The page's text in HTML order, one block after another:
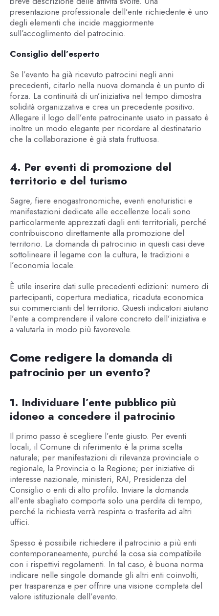
presentazione professionale dell’ente richiedente è uno
degli elementi che incide maggiormente
sull’accoglimento del patrocinio.
Consiglio dell’esperto
Se l’evento ha già ricevuto patrocini negli anni
precedenti, citarlo nella nuova domanda è un punto di
forza. La continuità di un’iniziativa nel tempo dimostra
solidità organizzativa e crea un precedente positivo.
Allegare il logo dell’ente patrocinante usato in passato è
inoltre un modo elegante per ricordare al destinatario
che la collaborazione è già stata fruttuosa.
4. Per eventi di promozione del
territorio e del turismo
Sagre, fiere enogastronomiche, eventi enoturistici e
manifestazioni dedicate alle eccellenze locali sono
particolarmente apprezzati dagli enti territoriali, perché
contribuiscono direttamente alla promozione del
territorio. La domanda di patrocinio in questi casi deve
sottolineare il legame con la cultura, le tradizioni e
l’economia locale.
È utile inserire dati sulle precedenti edizioni: numero di
partecipanti, copertura mediatica, ricaduta economica
sui commercianti del territorio. Questi indicatori aiutano
l’ente a comprendere il valore concreto dell’iniziativa e
a valutarla in modo più favorevole.
Come redigere la domanda di
patrocinio per un evento?
1. Individuare l’ente pubblico più
idoneo a concedere il patrocinio
Il primo passo è scegliere l’ente giusto. Per eventi
locali, il Comune di riferimento è la prima scelta
naturale; per manifestazioni di rilevanza provinciale o
regionale, la Provincia o la Regione; per iniziative di
interesse nazionale, ministeri, RAI, Presidenza del
Consiglio o enti di alto profilo. Inviare la domanda
all’ente sbagliato comporta solo una perdita di tempo,
perché la richiesta verrà respinta o trasferita ad altri
uffici.
Spesso è possibile richiedere il patrocinio a più enti
contemporaneamente, purché la cosa sia compatibile
con i rispettivi regolamenti. In tal caso, è buona norma
indicare nelle singole domande gli altri enti coinvolti,
per trasparenza e per offrire una visione completa del
valore istituzionale dell’evento.